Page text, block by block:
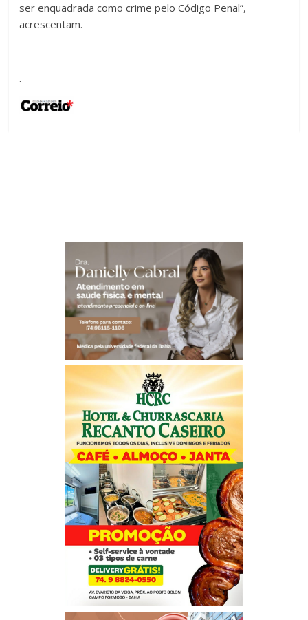
ser enquadrada como crime pelo Código Penal”,
acrescentam.
.